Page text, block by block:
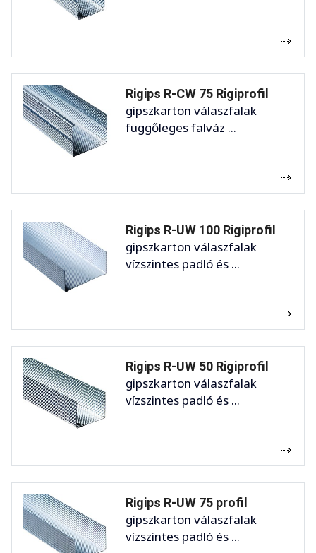
Rigips R-CW 75 Rigiprofil
gipszkarton válaszfalak
függőleges falváz ...
Rigips R-UW 100 Rigiprofil
gipszkarton válaszfalak
vízszintes padló és ...
Rigips R-UW 50 Rigiprofil
gipszkarton válaszfalak
vízszintes padló és ...
Rigips R-UW 75 profil
gipszkarton válaszfalak
vízszintes padló és ...